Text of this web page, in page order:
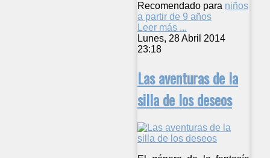
Recomendado para niños
a partir de 9 años
Leer más ...
Lunes, 28 Abril 2014
23:18
Las aventuras de la
silla de los deseos